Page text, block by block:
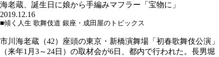
海老蔵、誕生日に娘から手編みマフラー「宝物に」
2019.12.16
■傾く人生 歌舞伎道 銀座・成田屋のトピックス
市川海老蔵（42）座頭の東京・新橋演舞場「初春歌舞伎公演」
（来年1月3～24日）の取材会が6日、都内で行われた。長男堀